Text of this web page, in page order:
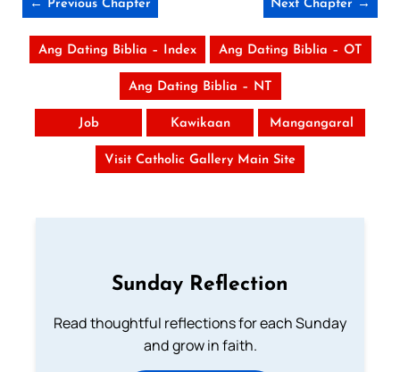
← Previous Chapter Next Chapter →
Ang Dating Biblia – Index Ang Dating Biblia – OT
Ang Dating Biblia – NT
Job Kawikaan Mangangaral
Visit Catholic Gallery Main Site
Sunday Reflection
Read thoughtful reflections for each Sunday
and grow in faith.